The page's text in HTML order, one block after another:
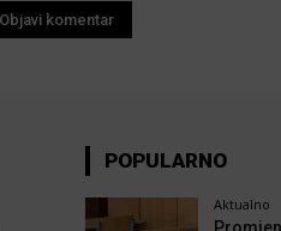
POPULARNO
Aktualno